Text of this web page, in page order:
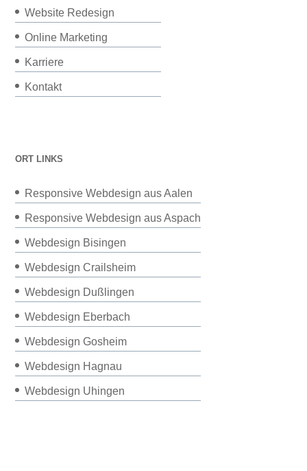
Website Redesign
Online Marketing
Karriere
Kontakt
ORT LINKS
Responsive Webdesign aus Aalen
Responsive Webdesign aus Aspach
Webdesign Bisingen
Webdesign Crailsheim
Webdesign Dußlingen
Webdesign Eberbach
Webdesign Gosheim
Webdesign Hagnau
Webdesign Uhingen